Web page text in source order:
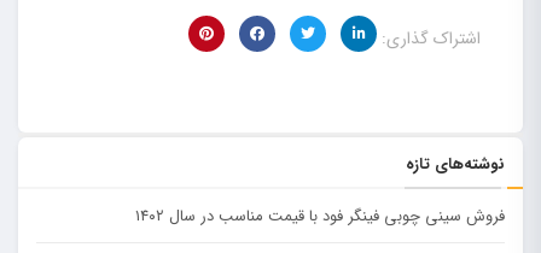
اشتراک گذاری:
نوشته‌های تازه
فروش سینی چوبی فینگر فود با قیمت مناسب در سال ۱۴۰۲